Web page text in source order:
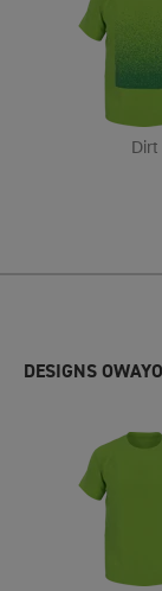
Dirt
DESIGNS